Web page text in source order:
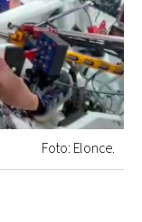
Foto: Elonce.